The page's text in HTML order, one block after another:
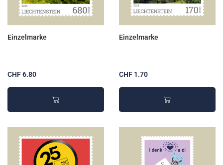
Einzelmarke
CHF 6.80
Einzelmarke
CHF 1.70